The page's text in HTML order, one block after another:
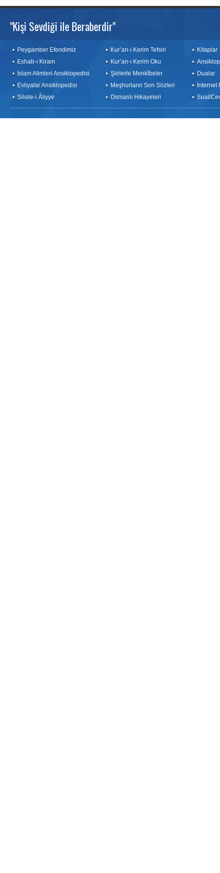
"Kişi Sevdiği ile Beraberdir"
Peygamber Efendimiz
Eshab-ı Kiram
İslam Alimleri Ansiklopedisi
Evliyalar Ansiklopedisi
Silsile-i Âliyye
Kur’an-ı Kerim Tefsiri
Kur’an-ı Kerim Oku
Şiirlerle Menkîbeler
Meşhurların Son Sözleri
Osmanlı Hikayeleri
Kitaplar
Dualar
İnternet
Sual/